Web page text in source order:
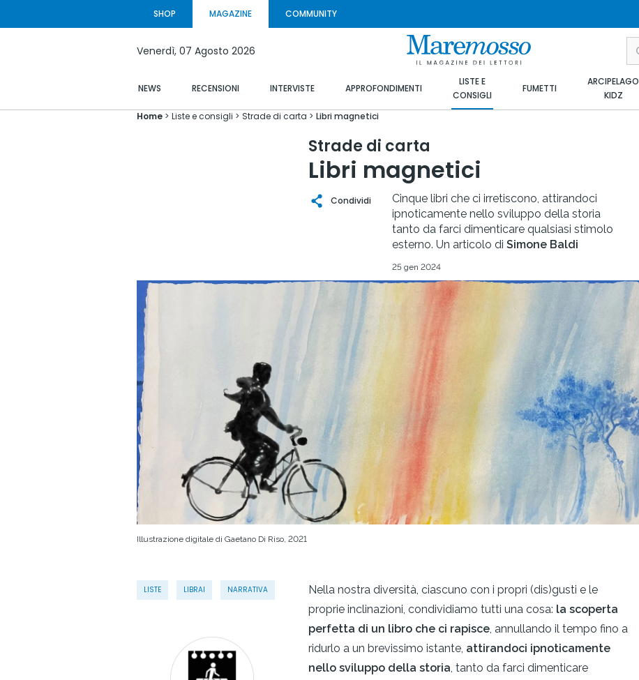
SHOP MAGAZINE COMMUNITY
Venerdì, 07 Agosto 2026
NEWS RECENSIONI INTERVISTE APPROFONDIMENTI
LISTE E
CONSIGLI
FUMETTI
ARCIPELAGO
KIDZ
Home
Liste e consigli Strade di carta Libri magnetici
Strade di carta
Libri magnetici
Condividi
Cinque libri che ci irretiscono, attirandoci
ipnoticamente nello sviluppo della storia
tanto da farci dimenticare qualsiasi stimolo
esterno. Un articolo di Simone Baldi
25 gen 2024
Illustrazione digitale di Gaetano Di Riso, 2021
LISTE LIBRAI NARRATIVA
Nella nostra diversità, ciascuno con i propri (dis)gusti e le
proprie inclinazioni, condividiamo tutti una cosa: la scoperta
perfetta di un libro che ci rapisce, annullando il tempo fino a
ridurlo a un brevissimo istante, attirandoci ipnoticamente
nello sviluppo della storia, tanto da farci dimenticare